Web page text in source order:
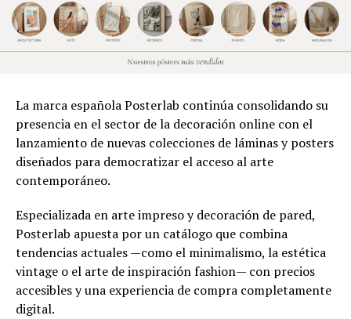
La marca española Posterlab continúa consolidando su
presencia en el sector de la decoración online con el
lanzamiento de nuevas colecciones de láminas y posters
diseñados para democratizar el acceso al arte
contemporáneo.
Especializada en arte impreso y decoración de pared,
Posterlab apuesta por un catálogo que combina
tendencias actuales —como el minimalismo, la estética
vintage o el arte de inspiración fashion— con precios
accesibles y una experiencia de compra completamente
digital.